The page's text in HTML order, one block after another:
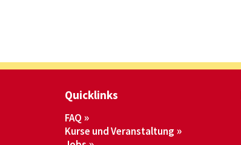
Quicklinks
FAQ
Kurse und Veranstaltung